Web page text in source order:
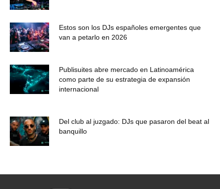
Estos son los DJs españoles emergentes que
van a petarlo en 2026
Publisuites abre mercado en Latinoamérica
como parte de su estrategia de expansión
internacional
Del club al juzgado: DJs que pasaron del beat al
banquillo